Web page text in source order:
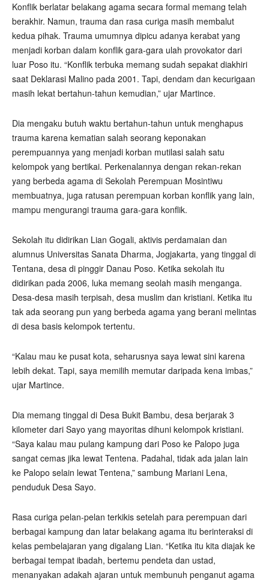
Konflik berlatar belakang agama secara formal memang telah
berakhir. Namun, trauma dan rasa curiga masih membalut
kedua pihak. Trauma umumnya dipicu adanya kerabat yang
menjadi korban dalam konflik gara-gara ulah provokator dari
luar Poso itu. “Konflik terbuka memang sudah sepakat diakhiri
saat Deklarasi Malino pada 2001. Tapi, dendam dan kecurigaan
masih lekat bertahun-tahun kemudian,” ujar Martince.
Dia mengaku butuh waktu bertahun-tahun untuk menghapus
trauma karena kematian salah seorang keponakan
perempuannya yang menjadi korban mutilasi salah satu
kelompok yang bertikai. Perkenalannya dengan rekan-rekan
yang berbeda agama di Sekolah Perempuan Mosintiwu
membuatnya, juga ratusan perempuan korban konflik yang lain,
mampu mengurangi trauma gara-gara konflik.
Sekolah itu didirikan Lian Gogali, aktivis perdamaian dan
alumnus Universitas Sanata Dharma, Jogjakarta, yang tinggal di
Tentana, desa di pinggir Danau Poso. Ketika sekolah itu
didirikan pada 2006, luka memang seolah masih menganga.
Desa-desa masih terpisah, desa muslim dan kristiani. Ketika itu
tak ada seorang pun yang berbeda agama yang berani melintas
di desa basis kelompok tertentu.
“Kalau mau ke pusat kota, seharusnya saya lewat sini karena
lebih dekat. Tapi, saya memilih memutar daripada kena imbas,”
ujar Martince.
Dia memang tinggal di Desa Bukit Bambu, desa berjarak 3
kilometer dari Sayo yang mayoritas dihuni kelompok kristiani.
“Saya kalau mau pulang kampung dari Poso ke Palopo juga
sangat cemas jika lewat Tentena. Padahal, tidak ada jalan lain
ke Palopo selain lewat Tentena,” sambung Mariani Lena,
penduduk Desa Sayo.
Rasa curiga pelan-pelan terkikis setelah para perempuan dari
berbagai kampung dan latar belakang agama itu berinteraksi di
kelas pembelajaran yang digalang Lian. “Ketika itu kita diajak ke
berbagai tempat ibadah, bertemu pendeta dan ustad,
menanyakan adakah ajaran untuk membunuh penganut agama